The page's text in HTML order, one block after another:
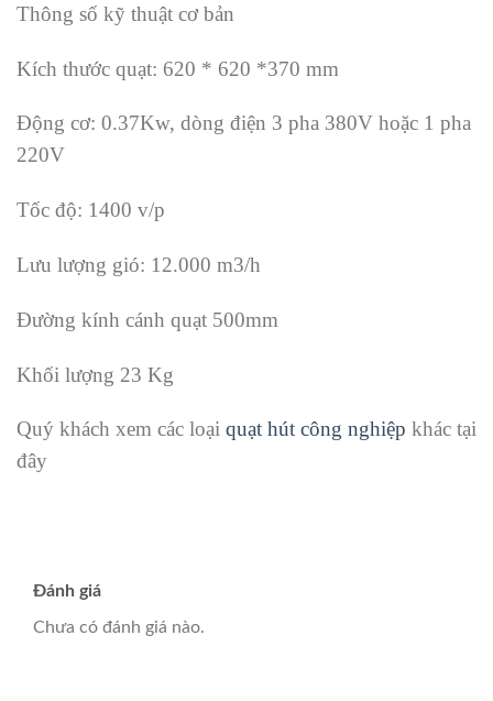
Thông số kỹ thuật cơ bản
Kích thước quạt: 620 * 620 *370 mm
Động cơ: 0.37Kw, dòng điện 3 pha 380V hoặc 1 pha
220V
Tốc độ: 1400 v/p
Lưu lượng gió: 12.000 m3/h
Đường kính cánh quạt 500mm
Khối lượng 23 Kg
Quý khách xem các loại quạt hút công nghiệp khác tại
đây
Đánh giá
Chưa có đánh giá nào.